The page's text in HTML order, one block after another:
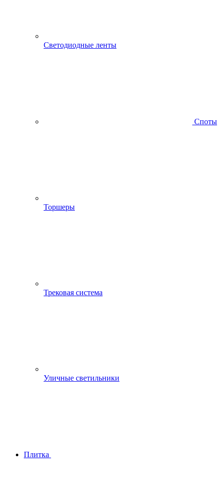
Светодиодные ленты
Споты
Торшеры
Трековая система
Уличные светильники
Плитка